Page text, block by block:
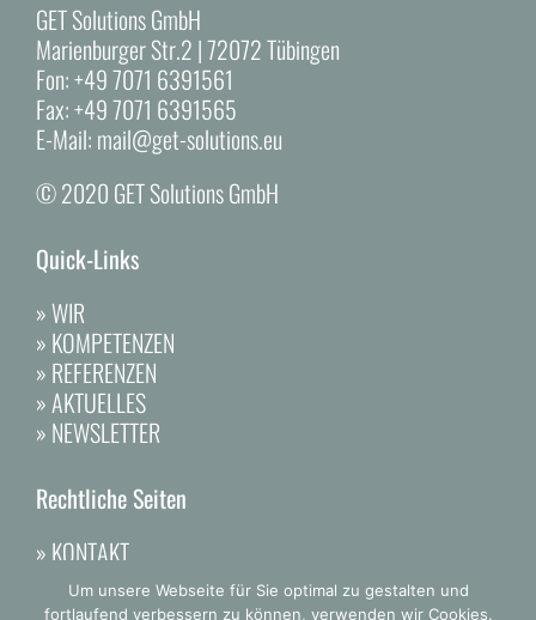
GET Solutions GmbH
Marienburger Str.2 | 72072 Tübingen
Fon:+49 7071 6391561
Fax:+49 7071 6391565
E-Mail: mail@get-solutions.eu
© 2020 GET Solutions GmbH
Quick-Links
»WIR
» KOMPETENZEN
» REFERENZEN
»AKTUELLES
» NEWSLETTER
Rechtliche Seiten
» KONTAKT
DATENSCHUTZ
»IMPRESSUM
Um unsere Webseite für Sie optimal zu gestalten und
fortlaufend verbessern zu können, verwenden wir Cookies.